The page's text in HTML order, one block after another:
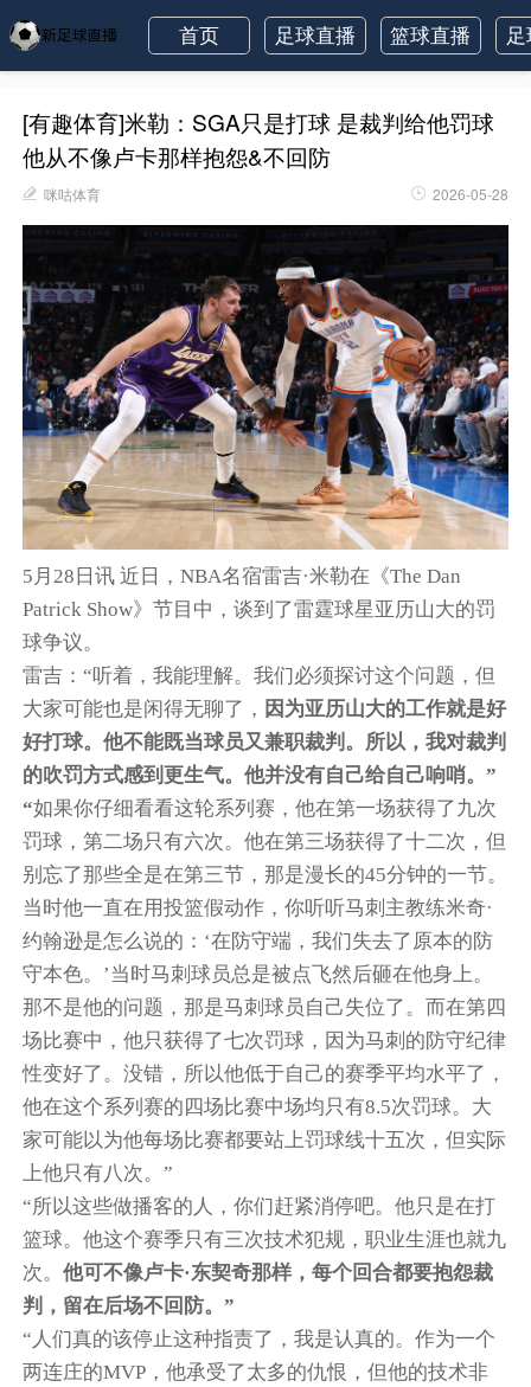
首页 足球直播 篮球直播
[有趣体育]米勒：SGA只是打球 是裁判给他罚球
他从不像卢卡那样抱怨&不回防
咪咕体育 2026-05-28
5月28日讯 近日，NBA名宿雷吉·米勒在《The Dan
Patrick Show》节目中，谈到了雷霆球星亚历山大的罚
球争议。
雷吉：“听着，我能理解。我们必须探讨这个问题，但
大家可能也是闲得无聊了， 因为亚历山大的工作就是好
好打球。他不能既当球员又兼职裁判。所以，我对裁判
的吹罚方式感到更生气。他并没有自己给自己响哨。”
“如果你仔细看看这轮系列赛，他在第一场获得了九次
罚球，第二场只有六次。他在第三场获得了十二次，但
别忘了那些全是在第三节，那是漫长的45分钟的一节。
当时他一直在用投篮假动作，你听听马刺主教练米奇·
约翰逊是怎么说的：‘在防守端，我们失去了原本的防
守本色。’当时马刺球员总是被点飞然后砸在他身上。
那不是他的问题，那是马刺球员自己失位了。而在第四
场比赛中，他只获得了七次罚球，因为马刺的防守纪律
性变好了。没错，所以他低于自己的赛季平均水平了，
他在这个系列赛的四场比赛中场均只有8.5次罚球。大
家可能以为他每场比赛都要站上罚球线十五次，但实际
上他只有八次。”
“所以这些做播客的人，你们赶紧消停吧。他只是在打
篮球。他这个赛季只有三次技术犯规，职业生涯也就九
次。他可不像卢卡·东契奇那样，每个回合都要抱怨裁
判，留在后场不回防。”
“人们真的该停止这种指责了，我是认真的。作为一个
两连庄的MVP，他承受了太多的仇恨，但他的技术非